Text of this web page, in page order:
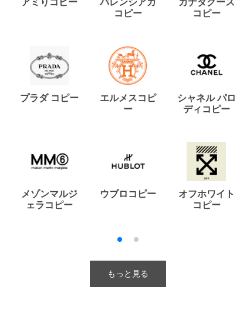
コピー
コピー
プラダ コピー
エルメスコピ
ー
シャネル パロ
ディコピー
メゾンマルジ
ェラコピー
ウブロコピー
オフホワイト
コピー
もっと見る